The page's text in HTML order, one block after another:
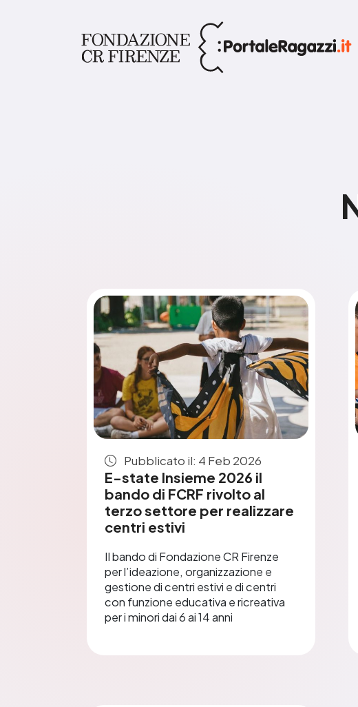
Pubblicato il: 4 Feb 2026
E-state Insieme 2026 il
bando di FCRF rivolto al
terzo settore per realizzare
centri estivi
Il bando di Fondazione CR Firenze
per l’ideazione, organizzazione e
gestione di centri estivi e di centri
con funzione educativa e ricreativa
per i minori dai 6 ai 14 anni